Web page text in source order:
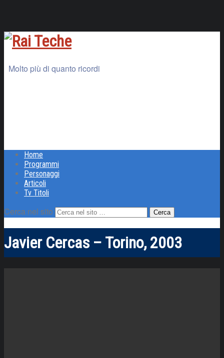
Molto più di quanto ricordi
Home
Programmi
Personaggi
Articoli
Tv Titoli
Cerca nel sito
Javier Cercas – Torino, 2003